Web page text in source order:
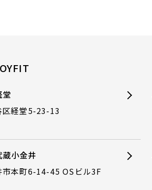
区経堂5-23-13
小金井
市本町6-14-45 OSビル3F